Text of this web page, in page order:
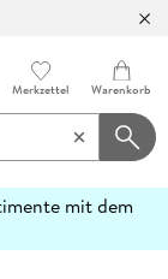
Merkzettel Warenkorb
mit dem